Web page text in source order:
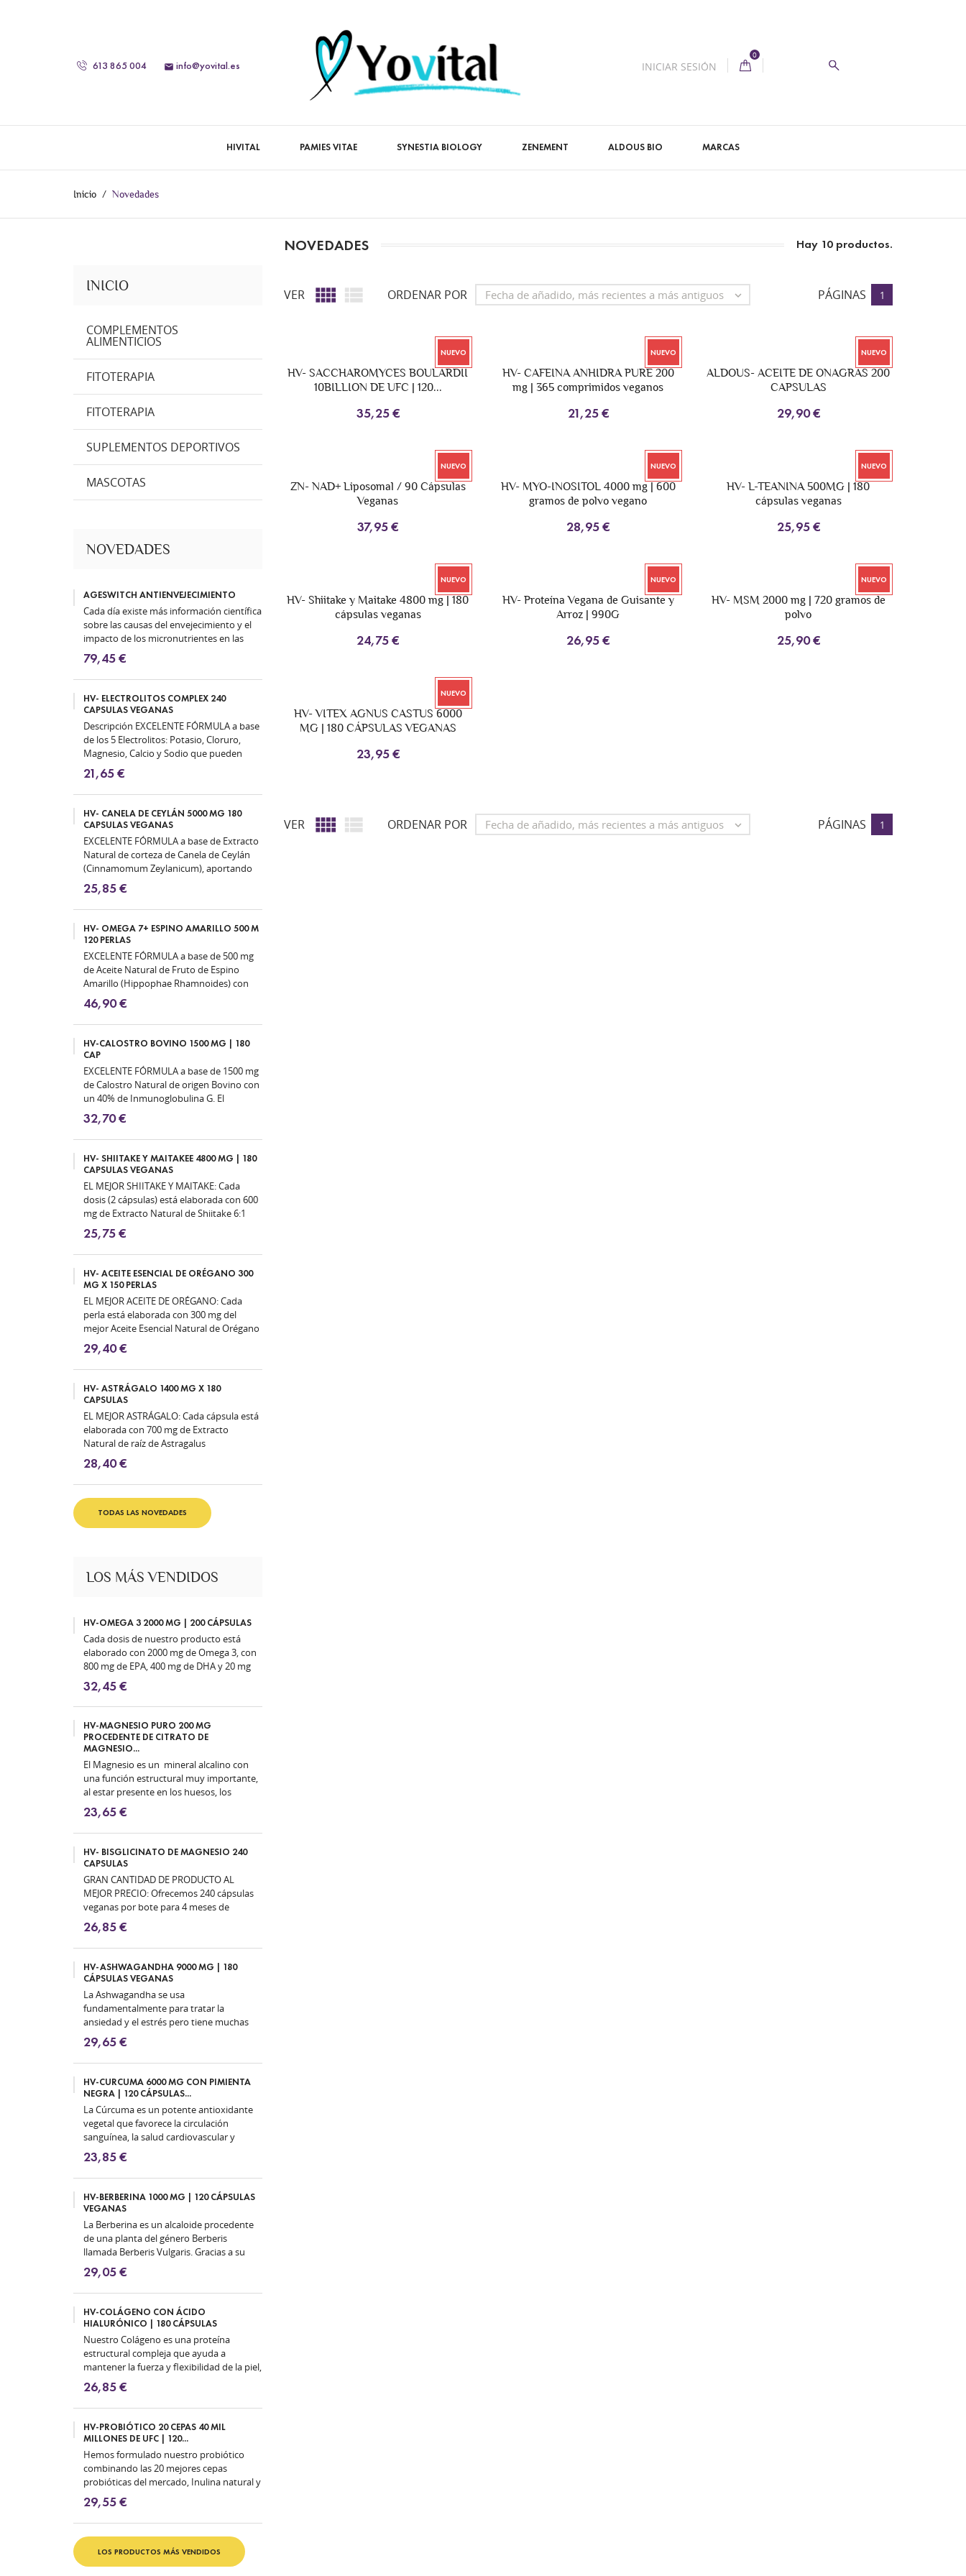
613 865 004  info@yovital.es INICIAR SESIÓN
0
HIVITAL PAMIES VITAE SYNESTIA BIOLOGY ZENEMENT ALDOUS BIO MARCAS
Inicio Novedades
INICIO
COMPLEMENTOS
ALIMENTICIOS
FITOTERAPIA
FITOTERAPIA
SUPLEMENTOS DEPORTIVOS
MASCOTAS
NOVEDADES
AGESWITCH ANTIENVEJECIMIENTO
Cada día existe más información científica
sobre las causas del envejecimiento y el
impacto de los micronutrientes en las
mismas. 01 Disfunción...
79,45 €
HV- ELECTROLITOS COMPLEX 240
CAPSULAS VEGANAS
Descripción EXCELENTE FÓRMULA a base
de los 5 Electrolitos: Potasio, Cloruro,
Magnesio, Calcio y Sodio que pueden
ayudar a regular el equilibrio...
21,65 €
HV- CANELA DE CEYLÁN 5000 MG 180
CAPSULAS VEGANAS
EXCELENTE FÓRMULA a base de Extracto
Natural de corteza de Canela de Ceylán
(Cinnamomum Zeylanicum), aportando
5000 mg de Canela por cápsula. Puede...
25,85 €
HV- OMEGA 7+ ESPINO AMARILLO 500 M
120 PERLAS
EXCELENTE FÓRMULA a base de 500 mg
de Aceite Natural de Fruto de Espino
Amarillo (Hippophae Rhamnoides) con
Omega 7 y Omega 3, 6 y 9. El Omega 7...
46,90 €
HV-CALOSTRO BOVINO 1500 MG | 180
CAP
EXCELENTE FÓRMULA a base de 1500 mg
de Calostro Natural de origen Bovino con
un 40% de Inmunoglobulina G. El
Calostro puede ayudar a mejorar la...
32,70 €
HV- SHIITAKE Y MAITAKEE 4800 MG | 180
CAPSULAS VEGANAS
EL MEJOR SHIITAKE Y MAITAKE: Cada
dosis (2 cápsulas) está elaborada con 600
mg de Extracto Natural de Shiitake 6:1
(Lentinula Edodes) equivalente a...
25,75 €
HV- ACEITE ESENCIAL DE ORÉGANO 300
MG X 150 PERLAS
EL MEJOR ACEITE DE ORÉGANO: Cada
perla está elaborada con 300 mg del
mejor Aceite Esencial Natural de Orégano
(Origanum vulgare) con un 70% en...
29,40 €
HV- ASTRÁGALO 1400 MG X 180
CAPSULAS
EL MEJOR ASTRÁGALO: Cada cápsula está
elaborada con 700 mg de Extracto
Natural de raíz de Astragalus
Membranaceus 2:1, equivalente a 1400
mg de...
28,40 €
TODAS LAS NOVEDADES
LOS MÁS VENDIDOS
HV-OMEGA 3 2000 MG | 200 CÁPSULAS
Cada dosis de nuestro producto está
elaborado con 2000 mg de Omega 3, con
800 mg de EPA, 400 mg de DHA y 20 mg
de Vitamina E Natural.La cantidad de...
32,45 €
HV-MAGNESIO PURO 200 MG
PROCEDENTE DE CITRATO DE
MAGNESIO...
El Magnesio es un mineral alcalino con
una función estructural muy importante,
al estar presente en los huesos, los
músculos y los tejidos....
23,65 €
HV- BISGLICINATO DE MAGNESIO 240
CAPSULAS
GRAN CANTIDAD DE PRODUCTO AL
MEJOR PRECIO: Ofrecemos 240 cápsulas
veganas por bote para 4 meses de
tratamiento. EXCELENTE FÓRMULA a
base de...
26,85 €
HV-ASHWAGANDHA 9000 MG | 180
CÁPSULAS VEGANAS
La Ashwagandha se usa
fundamentalmente para tratar la
ansiedad y el estrés pero tiene muchas
otras propiedades gracias a su condición
de planta...
29,65 €
HV-CURCUMA 6000 MG CON PIMIENTA
NEGRA | 120 CÁPSULAS...
La Cúrcuma es un potente antioxidante
vegetal que favorece la circulación
sanguínea, la salud cardiovascular y
combate la inflamación y el dolor de...
23,85 €
HV-BERBERINA 1000 MG | 120 CÁPSULAS
VEGANAS
La Berberina es un alcaloide procedente
de una planta del género Berberis
llamada Berberis Vulgaris. Gracias a su
estructura molecular, la...
29,05 €
HV-COLÁGENO CON ÁCIDO
HIALURÓNICO | 180 CÁPSULAS
Nuestro Colágeno es una proteína
estructural compleja que ayuda a
mantener la fuerza y flexibilidad de la piel,
los ligamentos, las articulaciones,...
26,85 €
HV-PROBIÓTICO 20 CEPAS 40 MIL
MILLONES DE UFC | 120...
Hemos formulado nuestro probiótico
combinando las 20 mejores cepas
probióticas del mercado, Inulina natural y
Zinc puro para garantizar la eficacia...
29,55 €
LOS PRODUCTOS MÁS VENDIDOS
NOVEDADES Hay 10 productos.
VER   ORDENAR POR Fecha de añadido, más recientes a más antiguos  PÁGINAS 1
NUEVO
HV- SACCHAROMYCES BOULARDII
10BILLION DE UFC | 120...
35,25 €
NUEVO
HV- CAFEINA ANHIDRA PURE 200
mg | 365 comprimidos veganos
21,25 €
NUEVO
ALDOUS- ACEITE DE ONAGRAS 200
CAPSULAS
29,90 €
NUEVO
ZN- NAD+ Liposomal / 90 Cápsulas
Veganas
37,95 €
NUEVO
HV- MYO-INOSITOL 4000 mg | 600
gramos de polvo vegano
28,95 €
NUEVO
HV- L-TEANINA 500MG | 180
cápsulas veganas
25,95 €
NUEVO
HV- Shiitake y Maitake 4800 mg | 180
cápsulas veganas
24,75 €
NUEVO
HV- Proteína Vegana de Guisante y
Arroz | 990G
26,95 €
NUEVO
HV- MSM 2000 mg | 720 gramos de
polvo
25,90 €
NUEVO
HV- VITEX AGNUS CASTUS 6000
MG | 180 CÁPSULAS VEGANAS
23,95 €
VER   ORDENAR POR Fecha de añadido, más recientes a más antiguos  PÁGINAS 1